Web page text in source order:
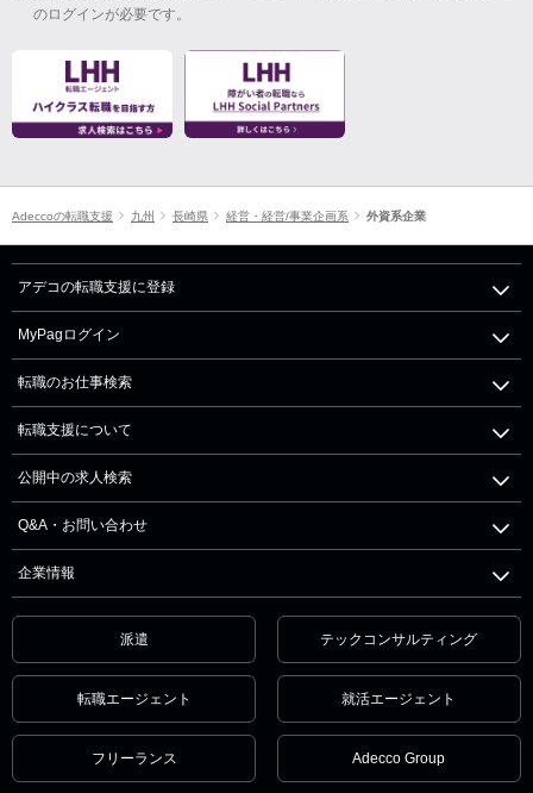
のログインが必要です。
Adeccoの転職支援 九州 長崎県 経営・経営/事業企画系 外資系企業
アデコの転職支援に登録
MyPagログイン
転職のお仕事検索
転職支援について
公開中の求人検索
Q&A・お問い合わせ
企業情報
派遣 テックコンサルティング
転職エージェント 就活エージェント
フリーランス Adecco Group